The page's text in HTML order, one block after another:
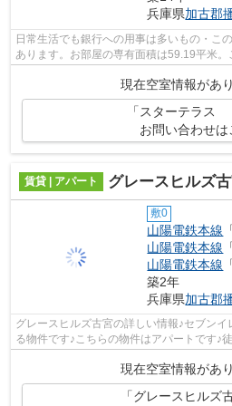
兵庫県加古郡
日常生活でも銀行への用事は多いもの・こ
あります。お部屋の専有面積は59.19平米。
ですので是非ご内覧下さい。費用を抑え...
現在空室情報があ
「スターテラス
お問い合わせは
賃貸 | アパート グレースヒルズ
敷0
山陽電鉄本線
山陽電鉄本線
山陽電鉄本線
築2年
兵庫県加古郡
グレースヒルズ古宮の詳しい情報♪セブン
る物件です♪こちらの物件はアパートです♪
現在空室情報があ
「グレースヒルズ